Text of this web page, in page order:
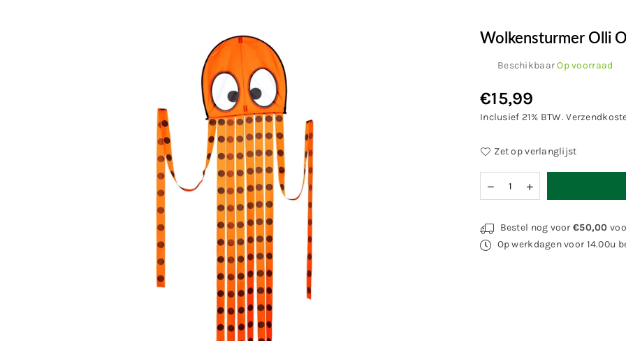
Wolkensturmer Olli
BeschikbaarOp voorraad
Normale
prijs
€15,99
Inclusief 21% BTW.
Zet op verlanglijst
Bestel nog voor€50,00
Op werkdagen voor 14.00u